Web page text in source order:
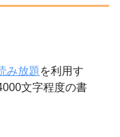
み放題 を利用す
文字程度の書